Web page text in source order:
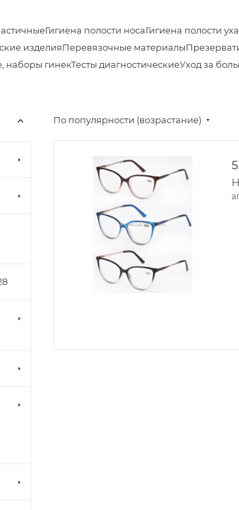
Гигиена полости носаГигиена полости уха
изделияПеревязочные материалы
наборы гинекТесты диагностическиеУход за
По популярности (возрастание)